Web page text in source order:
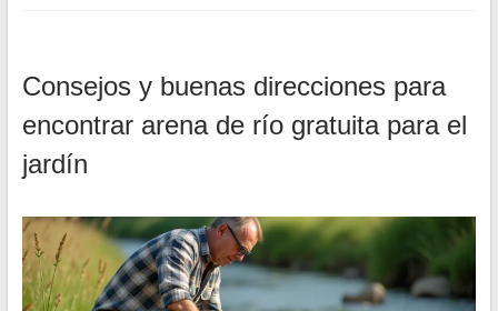
Consejos y buenas direcciones para
encontrar arena de río gratuita para el
jardín